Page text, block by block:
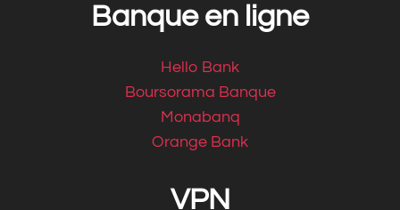
Banque en ligne
Hello Bank
Boursorama Banque
Monabanq
Orange Bank
VPN